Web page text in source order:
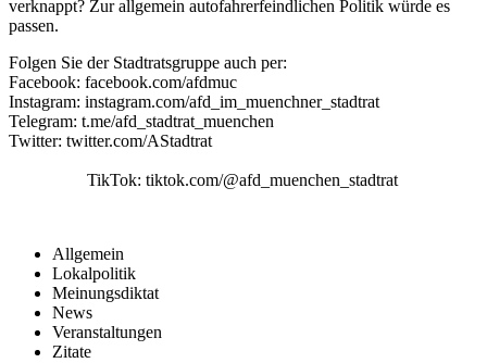
verknappt? Zur allgemein autofahrerfeindlichen Politik würde es
passen.
Folgen Sie der Stadtratsgruppe auch per:
Facebook: facebook.com/afdmuc
Instagram: instagram.com/afd_im_muenchner_stadtrat
Telegram: t.me/afd_stadtrat_muenchen
Twitter: twitter.com/AStadtrat
TikTok: tiktok.com/@afd_muenchen_stadtrat
Allgemein
Lokalpolitik
Meinungsdiktat
News
Veranstaltungen
Zitate